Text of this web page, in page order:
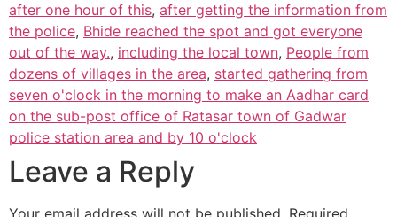
after one hour of this, after getting the information from
the police, Bhide reached the spot and got everyone
out of the way., including the local town, People from
dozens of villages in the area, started gathering from
seven o'clock in the morning to make an Aadhar card
on the sub-post office of Ratasar town of Gadwar
police station area and by 10 o'clock
Leave a Reply